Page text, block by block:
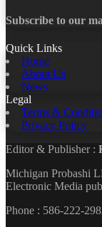
Subscribe to our
Quick Links
Home
About Us
News
Legal
Terms &
Privacy Policy
Editor & Publisher :
Michigan Probashi
Electronic Media
Phone : 586-222-